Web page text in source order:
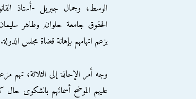
الوسط، وجمال جبريل -أستاذ
الحقوق جامعة حلوان, وطاهر سليمان
بزعم اتهامهم بإهانة قضاة مجلس الدولة.
عليهم الموضح أسمائهم بالشكوى